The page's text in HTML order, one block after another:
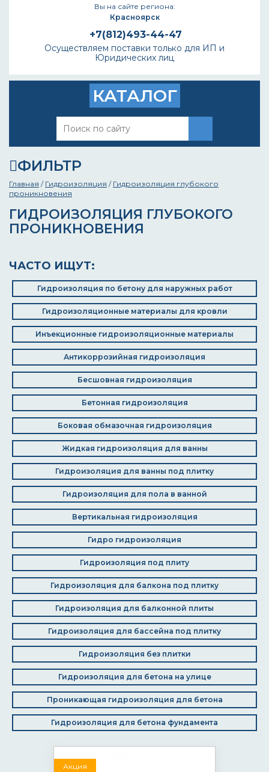
Вы на сайте региона:
Красноярск
+7(812)493-44-47
Осуществляем поставки только для ИП и
Юридических лиц
КАТАЛОГ
ФИЛЬТР
Главная / Гидроизоляция / Гидроизоляция глубокого
проникновения
ГИДРОИЗОЛЯЦИЯ ГЛУБОКОГО
ПРОНИКНОВЕНИЯ
ЧАСТО ИЩУТ:
Гидроизоляция по бетону для наружных работ
Гидроизоляционные материалы для кровли
Инъекционные гидроизоляционные материалы
Антикоррозийная гидроизоляция
Бесшовная гидроизоляция
Бетонная гидроизоляция
Боковая обмазочная гидроизоляция
Жидкая гидроизоляция для ванны
Гидроизоляция для ванны под плитку
Гидроизоляция для пола в ванной
Вертикальная гидроизоляция
Гидро гидроизоляция
Гидроизоляция под плиту
Гидроизоляция для балкона под плитку
Гидроизоляция для балконной плиты
Гидроизоляция для бассейна под плитку
Гидроизоляция без плитки
Гидроизоляция для бетона на улице
Проникающая гидроизоляция для бетона
Гидроизоляция для бетона фундамента
Акция